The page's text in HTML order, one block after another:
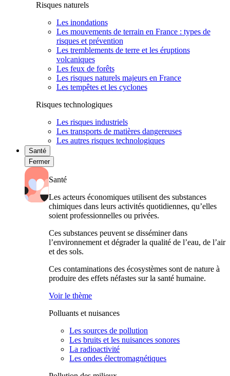
Risques naturels
Les inondations
Les mouvements de terrain en France : types de
risques et prévention
Les tremblements de terre et les éruptions
volcaniques
Les feux de forêts
Les risques naturels majeurs en France
Les tempêtes et les cyclones
Risques technologiques
Les risques industriels
Les transports de matières dangereuses
Les autres risques technologiques
Santé
Fermer
Santé
Les acteurs économiques utilisent des substances
chimiques dans leurs activités quotidiennes, qu’elles
soient professionnelles ou privées.
Ces substances peuvent se disséminer dans
l’environnement et dégrader la qualité de l’eau, de l’air
et des sols.
Ces contaminations des écosystèmes sont de nature à
produire des effets néfastes sur la santé humaine.
Voir le thème
Polluants et nuisances
Les sources de pollution
Les bruits et les nuisances sonores
La radioactivité
Les ondes électromagnétiques